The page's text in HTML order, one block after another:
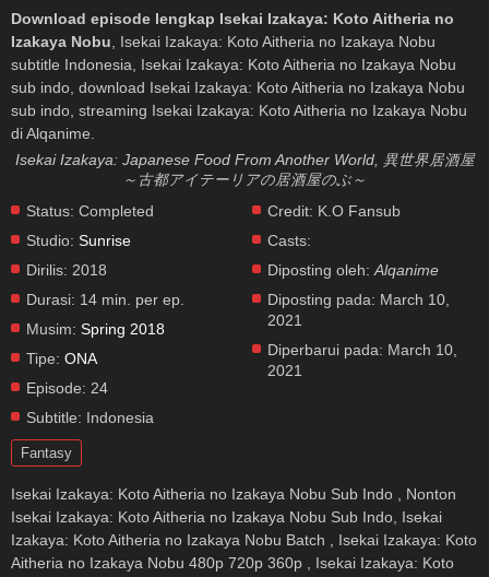
Download episode lengkap Isekai Izakaya: Koto Aitheria no
Izakaya Nobu, Isekai Izakaya: Koto Aitheria no Izakaya Nobu
subtitle Indonesia, Isekai Izakaya: Koto Aitheria no Izakaya Nobu
sub indo, download Isekai Izakaya: Koto Aitheria no Izakaya Nobu
sub indo, streaming Isekai Izakaya: Koto Aitheria no Izakaya Nobu
di Alqanime.
Isekai Izakaya: Japanese Food From Another World, 異世界居酒屋
～古都アイテーリアの居酒屋のぶ～
Status: Completed
Studio: Sunrise
Dirilis: 2018
Durasi: 14 min. per ep.
Musim: Spring 2018
Tipe: ONA
Episode: 24
Subtitle: Indonesia
Credit: K.O Fansub
Casts:
Diposting oleh: Alqanime
Diposting pada: March 10,
2021
Diperbarui pada: March 10,
2021
Fantasy
Isekai Izakaya: Koto Aitheria no Izakaya Nobu Sub Indo , Nonton
Isekai Izakaya: Koto Aitheria no Izakaya Nobu Sub Indo, Isekai
Izakaya: Koto Aitheria no Izakaya Nobu Batch , Isekai Izakaya: Koto
Aitheria no Izakaya Nobu 480p 720p 360p , Isekai Izakaya: Koto